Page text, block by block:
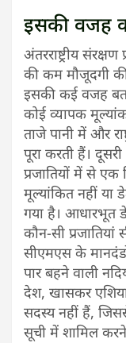
इसकी वजह
अंतरराष्ट्रीय
की कम मौजूदगी
इसकी कई वजह
कोई व्यापक
ताजे पानी में और
पूरा करती हैं।
प्रजातियों में से
मूल्यांकित नहीं या
गया है। आधारभूत
कौन-सी प्रजातियां
सीएमएस के
पार बहने वाली
देश, खासकर
सदस्य नहीं हैं,
सूची में शामिल